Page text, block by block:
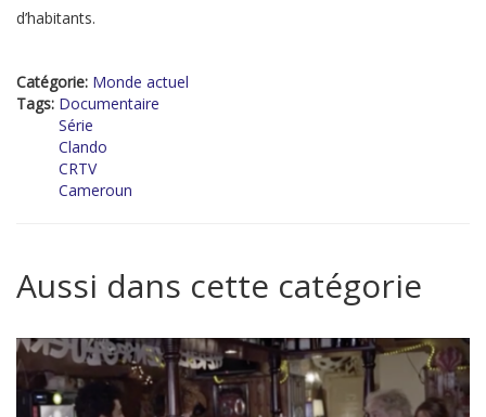
d’habitants.
Catégorie: Monde actuel
Tags: Documentaire
Série
Clando
CRTV
Cameroun
Aussi dans cette catégorie